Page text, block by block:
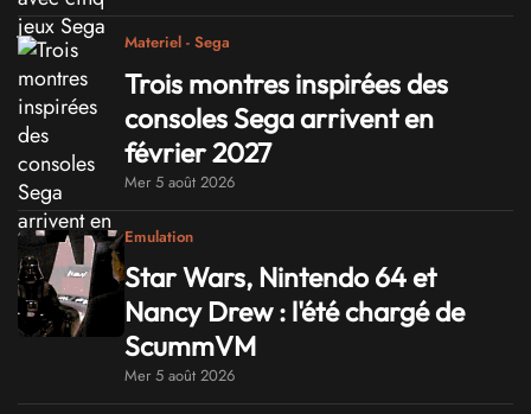
Materiel - Sega
Trois montres inspirées des
consoles Sega arrivent en
février 2027
Mer 5 août 2026
Emulation
Star Wars, Nintendo 64 et
Nancy Drew : l'été chargé de
ScummVM
Mer 5 août 2026